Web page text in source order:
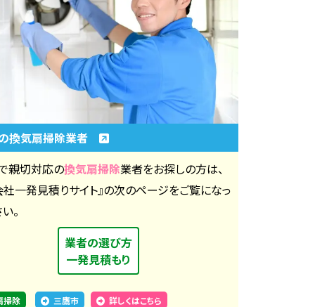
換気扇掃除業者
親切対応の換気扇掃除業者をお探しの方は、
社一発見積りサイト』の次のページをご覧になっ
。
業者の選び方
一発見積もり
掃除 三鷹市 詳しくはこちら